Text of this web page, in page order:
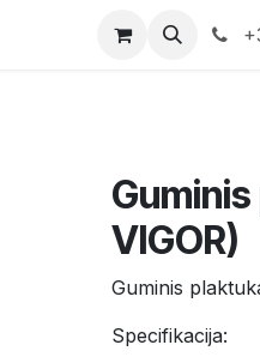
VIGOR)
Guminis
Specifikacija: